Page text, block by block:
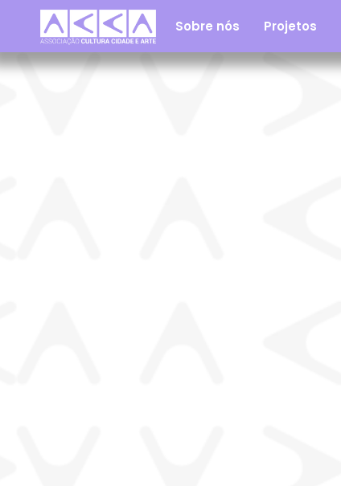
Sobre nós Projetos